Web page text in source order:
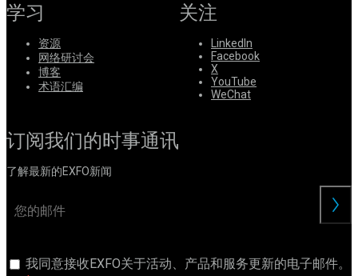
学习
资源
网络研讨会
博客
术语汇编
关注
LinkedIn
Facebook
X
YouTube
WeChat
订阅我们的时事通讯
了解最新的EXFO新闻
我同意接收EXFO关于活动、产品和服务更新的电子邮件。
交